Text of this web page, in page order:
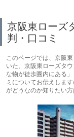
京阪東ローズ
判・口コミ
このページでは、京阪
いた、京阪東ローズタ
な物が徒歩圏内にある
ミについてお伝えしま
がどうなのか知りたい方